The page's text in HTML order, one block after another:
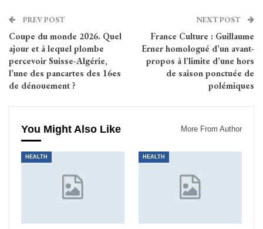
PREV POST
Coupe du monde 2026. Quel
ajour et à lequel plombe
percevoir Suisse-Algérie,
l’une des pancartes des 16es
de dénouement ?
NEXT POST
France Culture : Guillaume
Erner homologué d’un avant-
propos à l’limite d’une hors
de saison ponctuée de
polémiques
You Might Also Like More From Author
HEALTH HEALTH